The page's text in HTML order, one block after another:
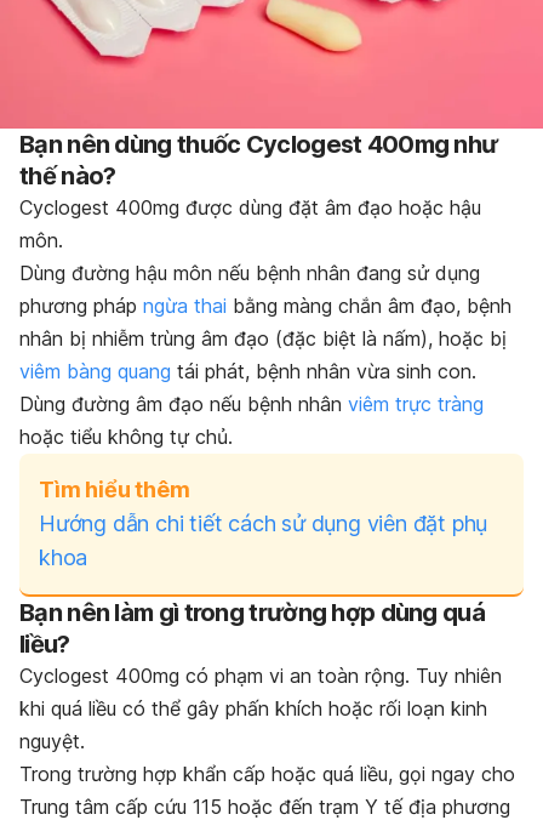
Bạn nên dùng thuốc Cyclogest 400mg như
thế nào?
Cyclogest 400mg được dùng đặt âm đạo hoặc hậu
môn.
Dùng đường hậu môn nếu bệnh nhân đang sử dụng
phương pháp ngừa thai bằng màng chắn âm đạo, bệnh
nhân bị nhiễm trùng âm đạo (đặc biệt là nấm), hoặc bị
viêm bàng quang tái phát, bệnh nhân vừa sinh con.
Dùng đường âm đạo nếu bệnh nhân viêm trực tràng
hoặc tiểu không tự chủ.
Tìm hiểu thêm
Hướng dẫn chi tiết cách sử dụng viên đặt phụ
khoa
Bạn nên làm gì trong trường hợp dùng quá
liều?
Cyclogest 400mg có phạm vi an toàn rộng. Tuy nhiên
khi quá liều có thể gây phấn khích hoặc rối loạn kinh
nguyệt.
Trong trường hợp khẩn cấp hoặc quá liều, gọi ngay cho
Trung tâm cấp cứu 115 hoặc đến trạm Y tế địa phương